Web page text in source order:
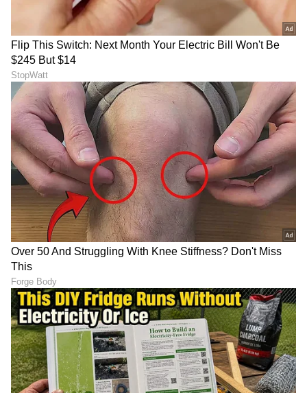
ಸಾಧಿಸುವಿರಿ. ಪಿತ್ರಾರ್ಜಿತ ಆಸ್ತಿಗೆ ಸಂಬಂಧಿಸಿದ ಸಮಸ್ಯೆ
ಇದ್ದರೆ, ಅದನ್ನು ಇಂದು ಪರಿಹರಿಸಬಹುದು. ಹಣಕಾಸಿನ
ಪರಿಸ್ಥಿತಿಯು ಉತ್ತಮವಾಗಿರುತ್ತದೆ. ಶಾಪಿಂಗ್‌ನಲ್ಲಿ
ವಂಚನೆಗೊಳಗಾಗಬಹುದು. ನಿಮ್ಮ ಯೋಜನೆಗಳನ್ನು
ರಹಸ್ಯವಾಗಿಡಿ. ಏಕೆಂದರೆ ನಿಮ್ಮ ಹತ್ತಿರದ ಸದಸ್ಯರು ನಿಮ್ಮ
ಯೋಜನೆಗಳ ಲಾಭ ಪಡೆಯಬಹುದು. ಕೆಲಸದ ಸ್ಥಳದಲ್ಲಿ ಎಲ್ಲ
ಚಟುವಟಿಕೆಗಳಲ್ಲಿ ನಿಮ್ಮ ಉಪಸ್ಥಿತಿಯ ಅಗತ್ಯವಿರುತ್ತದೆ.
ದಾಂಪತ್ಯದಲ್ಲಿ ಅಹಂಕಾರ ಬರಲು ಬಿಡಬೇಡಿ.